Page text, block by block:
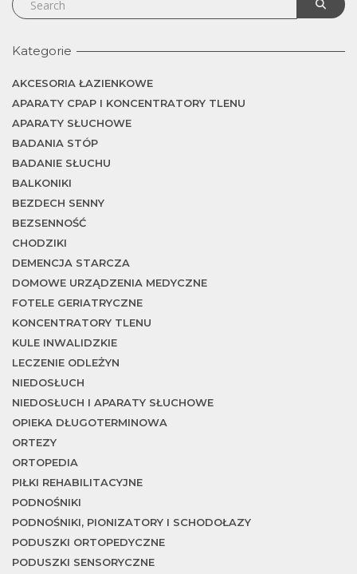
Kategorie
AKCESORIA ŁAZIENKOWE
APARATY CPAP I KONCENTRATORY TLENU
APARATY SŁUCHOWE
BADANIA STÓP
BADANIE SŁUCHU
BALKONIKI
BEZDECH SENNY
BEZSENNOŚĆ
CHODZIKI
DEMENCJA STARCZA
DOMOWE URZĄDZENIA MEDYCZNE
FOTELE GERIATRYCZNE
KONCENTRATORY TLENU
KULE INWALIDZKIE
LECZENIE ODLEŻYN
NIEDOSŁUCH
NIEDOSŁUCH I APARATY SŁUCHOWE
OPIEKA DŁUGOTERMINOWA
ORTEZY
ORTOPEDIA
PIŁKI REHABILITACYJNE
PODNOŚNIKI
PODNOŚNIKI, PIONIZATORY I SCHODOŁAZY
PODUSZKI ORTOPEDYCZNE
PODUSZKI SENSORYCZNE